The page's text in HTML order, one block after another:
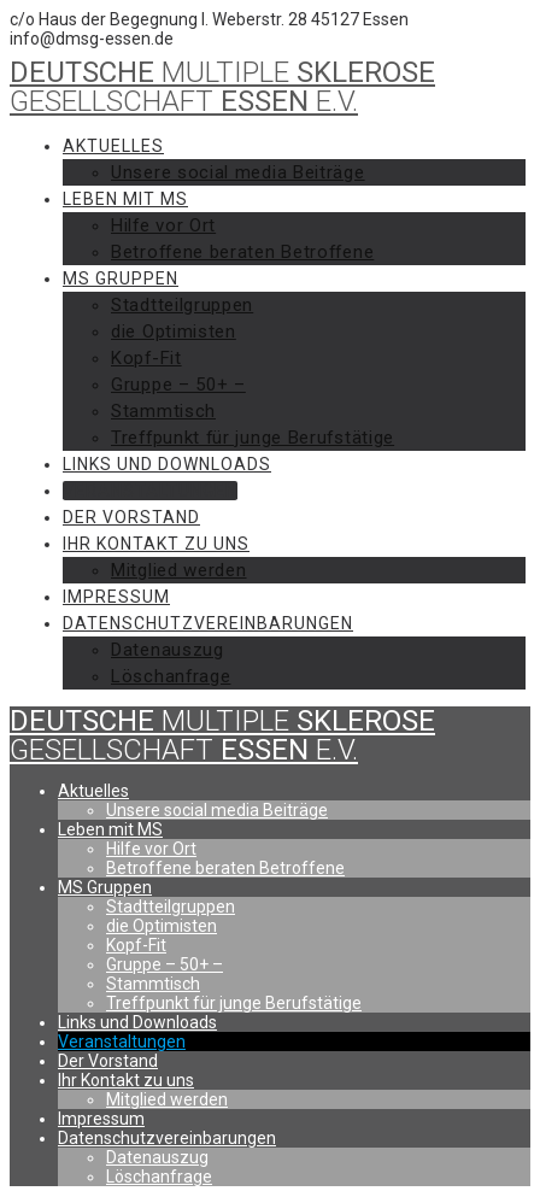
Skip
to
c/o Haus der Begegnung I. Weberstr. 28 45127 Essen
info@dmsg-essen.de
DEUTSCHE MULTIPLE SKLEROSE
GESELLSCHAFT ESSEN E.V.
AKTUELLES
Unsere social media Beiträge
LEBEN MIT MS
Hilfe vor Ort
Betroffene beraten Betroffene
MS GRUPPEN
Stadtteilgruppen
die Optimisten
Kopf-Fit
Gruppe – 50+ –
Stammtisch
Treffpunkt für junge Berufstätige
LINKS UND DOWNLOADS
DER VORSTAND
IHR KONTAKT ZU UNS
Mitglied werden
IMPRESSUM
DATENSCHUTZVEREINBARUNGEN
Datenauszug
Löschanfrage
DEUTSCHE MULTIPLE SKLEROSE
GESELLSCHAFT ESSEN E.V.
Aktuelles
Unsere social media Beiträge
Leben mit MS
Hilfe vor Ort
Betroffene beraten Betroffene
MS Gruppen
Stadtteilgruppen
die Optimisten
Kopf-Fit
Gruppe – 50+ –
Stammtisch
Treffpunkt für junge Berufstätige
Links und Downloads
Veranstaltungen
Der Vorstand
Ihr Kontakt zu uns
Mitglied werden
Impressum
Datenschutzvereinbarungen
Datenauszug
Löschanfrage